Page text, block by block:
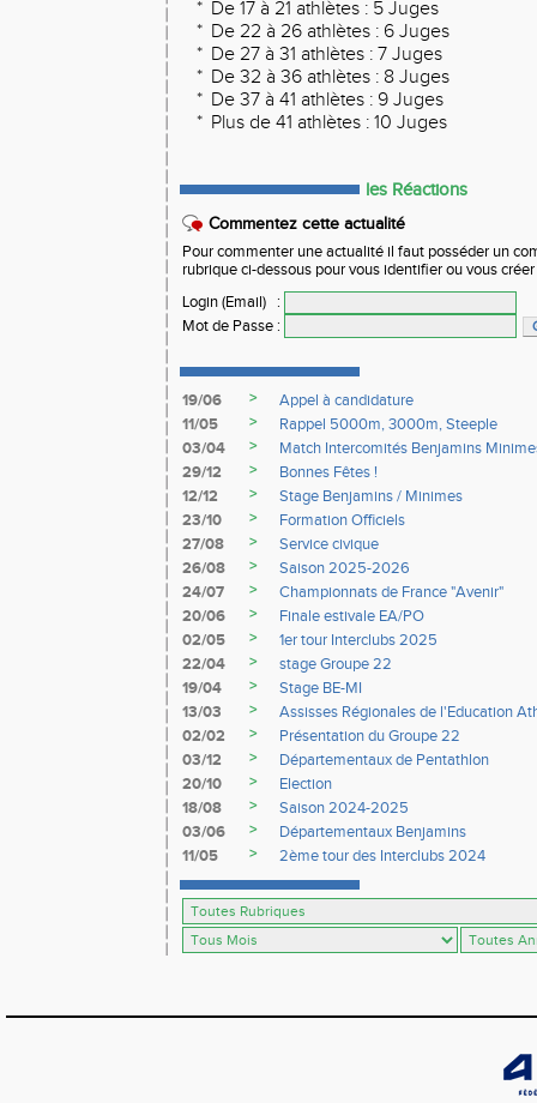
* De 17 à 21 athlètes : 5 Juges
* De 22 à 26 athlètes : 6 Juges
* De 27 à 31 athlètes : 7 Juges
* De 32 à 36 athlètes : 8 Juges
* De 37 à 41 athlètes : 9 Juges
* Plus de 41 athlètes : 10 Juges
les Réactions
Commentez cette actualité
Pour commenter une actualité il faut posséder un
rubrique ci-dessous pour vous identifier ou vous
Login (Email)
:
Mot de Passe :
19/06 >
Appel à candidature
11/05
>
Rappel 5000m, 3000m, Steeple
03/04
>
Match Intercomités Benjamins
29/12
>
Bonnes Fêtes !
12/12
>
Stage Benjamins / Minimes
23/10
>
Formation Officiels
27/08
>
Service civique
26/08
>
Saison 2025-2026
24/07
>
Championnats de France "Avenir"
20/06
>
Finale estivale EA/PO
02/05
>
1er tour Interclubs 2025
22/04
>
stage Groupe 22
19/04
>
Stage BE-MI
13/03
>
Assisses Régionales de l'Education
02/02
>
Présentation du Groupe 22
03/12
>
Départementaux de Pentathlon
20/10
>
Election
18/08
>
Saison 2024-2025
03/06
>
Départementaux Benjamins
11/05
> 2ème tour des Interclubs 2024